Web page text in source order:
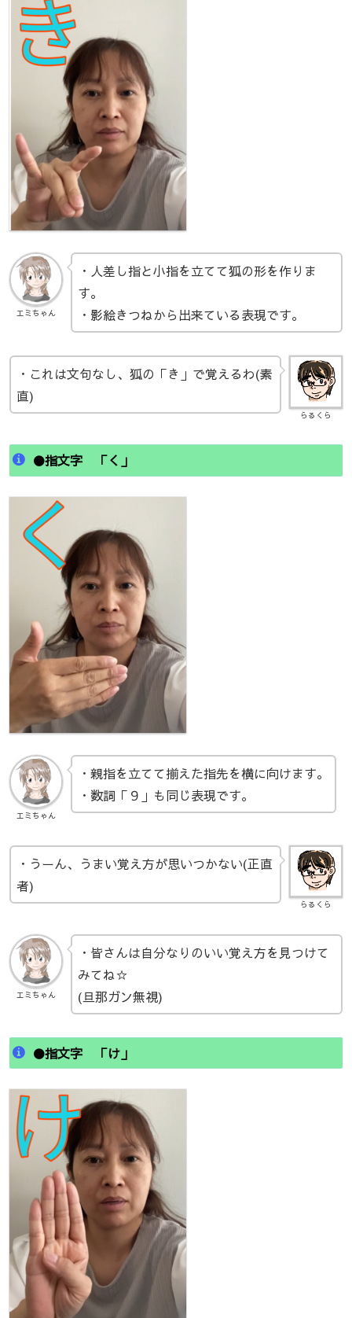
エミちゃん
・人差し指と小指を立てて狐の形を作りま
す。
・影絵きつねから出来ている表現です。
らるくら
・これは文句なし、狐の「き」で覚えるわ(素
直)
●指文字 「く」
エミちゃん
・親指を立てて揃えた指先を横に向けます。
・数詞「９」も同じ表現です。
らるくら
・うーん、うまい覚え方が思いつかない(正直
者)
エミちゃん
・皆さんは自分なりのいい覚え方を見つけて
みてね☆
(旦那ガン無視)
●指文字 「け」